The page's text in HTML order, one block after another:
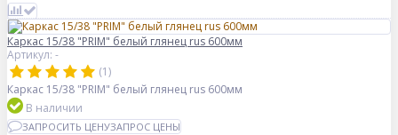
Каркас 15/38 "PRIM" белый глянец rus 600мм
Артикул: -
(1)
Каркас 15/38 "PRIM" белый глянец rus 600мм
В наличии
ЗАПРОСИТЬ ЦЕНУЗАПРОС ЦЕНЫ